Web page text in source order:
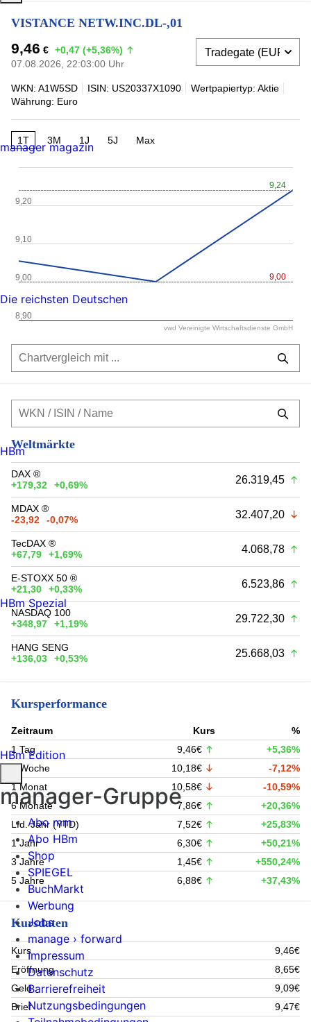
VISTANCE NETW.INC.DL-,01
9,46 € +0,47 (+5,36%)
07.08.2026, 22:03:00 Uhr
WKN: A1W5SD ISIN: US20337X1090
Wertpapiertyp: Aktie
Währung: Euro
1T 3M 1J 5J Max
9,24
9,00
8,90
9,00
9,10
9,20
vwd Vereinigte Wirtschaftsdienste GmbH
Weltmärkte
DAX ®
+179,32
+0,69% 26.319,45
MDAX ®
-23,92
-0,07% 32.407,20
TecDAX ®
+67,79
+1,69% 4.068,78
E-STOXX 50 ®
+21,30
+0,33% 6.523,86
NASDAQ 100
+348,97
+1,19% 29.722,30
HANG SENG
+136,03
+0,53% 25.668,03
Kursperformance
Zeitraum Kurs
%
1 Tag
9,46€
+5,36%
1 Woche
10,18€
-7,12%
1 Monat
10,58€
-10,59%
6 Monate
7,86€
+20,36%
Lfd. Jahr (YTD)
7,52€
+25,83%
1 Jahr
6,30€
+50,21%
3 Jahre
1,45€
+550,24%
5 Jahre
6,88€ +37,43%
Kursdaten
Kurs
9,46€
Eröffnung
8,65€
Geld
9,09€
Brief
9,47€
manager magazin
Die reichsten Deutschen
HBm
HBm Spezial
HBm Edition
manager-Gruppe
Abo mm
Abo HBm
Shop
SPIEGEL
BuchMarkt
Werbung
Jobs
manage › forward
Impressum
Datenschutz
Barrierefreiheit
Nutzungsbedingungen